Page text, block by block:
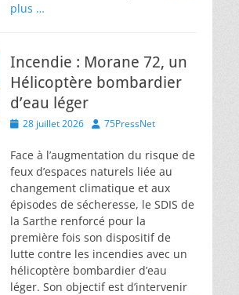
plus …
Incendie : Morane 72, un
Hélicoptère bombardier
d’eau léger
Posted28 juillet 2026 Author
75PressNet
Face à l’augmentation du risque de
feux d’espaces naturels liée au
changement climatique et aux
épisodes de sécheresse, le SDIS de
la Sarthe renforcé pour la
première fois son dispositif de
lutte contre les incendies avec un
hélicoptère bombardier d’eau
léger. Son objectif est d’intervenir